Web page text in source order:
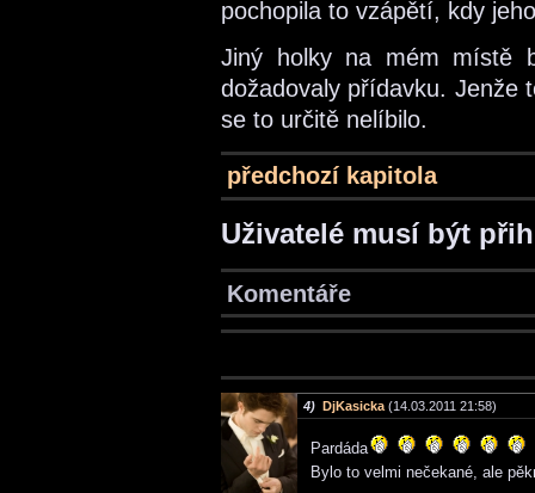
pochopila to vzápětí, kdy
Jiný holky na mém místě
dožadovaly přídavku. Jenže
se to určitě nelíbilo.
předchozí kapitola
Uživatelé musí být
Komentáře
4) DjKasicka (14.03.2011 21:58)
Pardáda
Bylo to velmi nečekané, ale